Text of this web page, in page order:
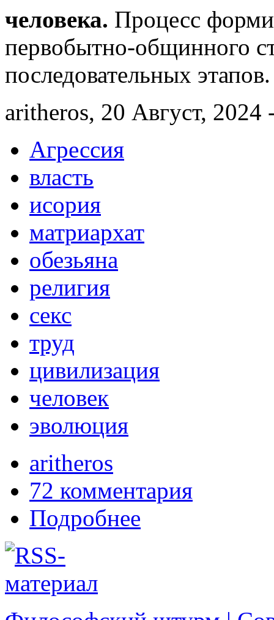
человека. Процесс
первобытно-общинного
последовательных этапов.
aritheros, 20 Август, 2024
Агрессия
власть
исория
матриархат
обезьяна
религия
секс
труд
цивилизация
человек
эволюция
aritheros
72 комментария
Подробнее